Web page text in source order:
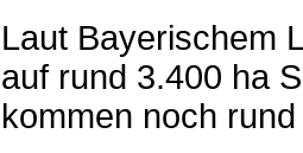
Laut Bayerischem
auf rund 3.400 ha
kommen noch